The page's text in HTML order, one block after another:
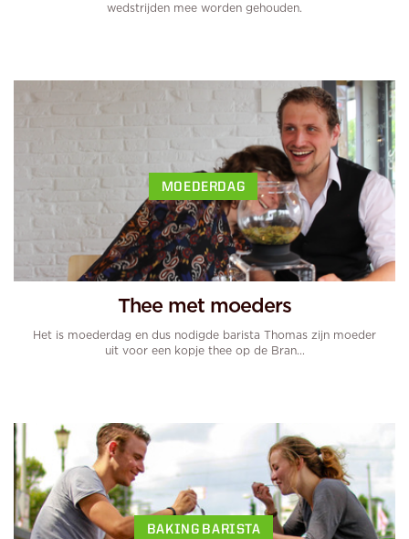
wedstrijden mee worden gehouden.
MOEDERDAG
Thee met moeders
Het is moederdag en dus nodigde barista Thomas zijn moeder
uit voor een kopje thee op de Bran...
BAKING BARISTA